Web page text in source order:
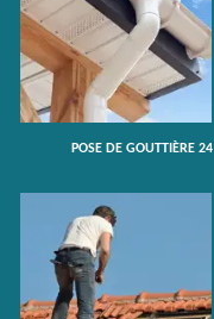
POSE DE GOUTTIÈRE 24